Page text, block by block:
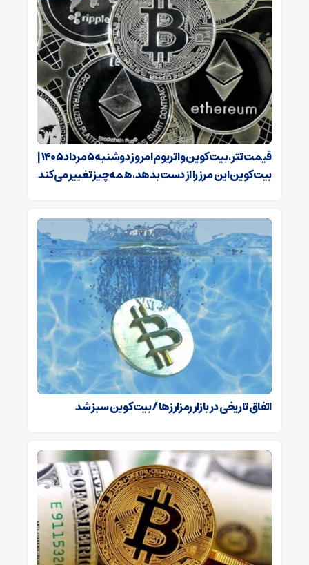
قیمت تتر، بیت‌کوین و اتریوم امروز دوشنبه ۵ مرداد ۱۴۰۵ |
بیت‌کوین این مرز را از دست بدهد، همه‌چیز تغییر می‌کند
اتفاق تاریخی در بازار رمزارزها / بیت‌کوین سبز شد